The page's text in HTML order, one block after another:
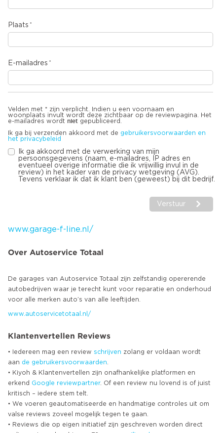
Plaats
E-mailadres
Velden met * zijn verplicht. Indien u een voornaam en
woonplaats invult wordt deze zichtbaar op de reviewpagina. Het
e-mailadres wordt niet gepubliceerd.
Ik ga bij verzenden akkoord met de gebruikersvoorwaarden en
het privacybeleid
Ik ga akkoord met de verwerking van mijn
persoonsgegevens (naam, e-mailadres, IP adres en
eventueel overige informatie die ik vrijwillig invul in de
review) in het kader van de privacy wetgeving (AVG).
Tevens verklaar ik dat ik klant ben (geweest) bij dit bedrijf.
Verstuur
www.garage-f-line.nl/
Over Autoservice Totaal
De garages van Autoservice Totaal zijn zelfstandig opererende
autobedrijven waar je terecht kunt voor reparatie en onderhoud
www.autoservicetotaal.nl/
Klantenvertellen Reviews
• Iedereen mag een review schrijven zolang er voldaan wordt
aan de gebruikersvoorwaarden
• Kiyoh & Klantenvertellen zijn onafhankelijke platformen en
erkend Google reviewpartner. Of een review nu lovend is of juist
kritisch – iedere stem telt.
• We voeren geautomatiseerde en handmatige controles uit om
valse reviews zoveel mogelijk tegen te gaan.
• Reviews die op eigen initiatief zijn geschreven worden direct